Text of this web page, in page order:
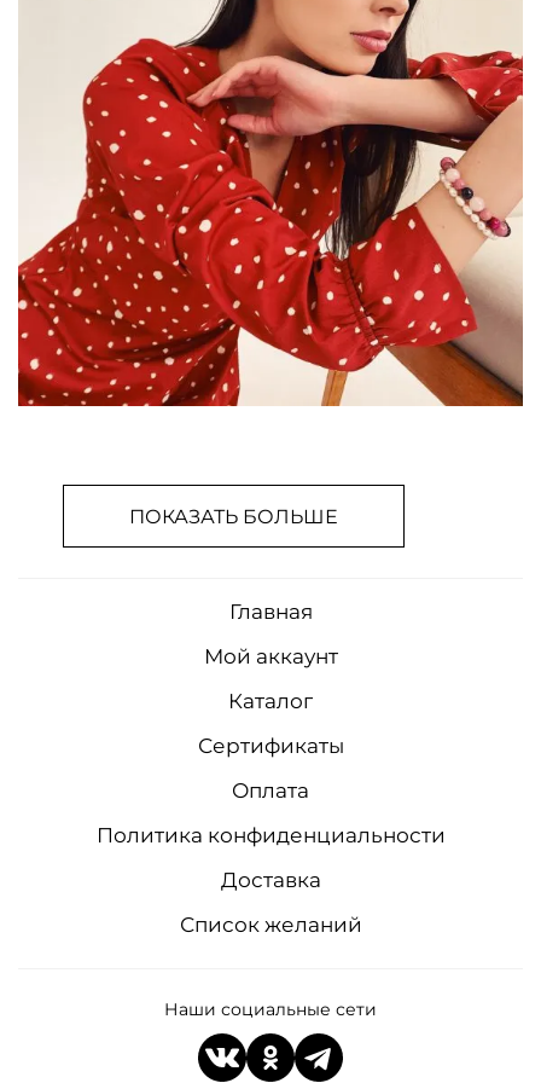
ПОКАЗАТЬ БОЛЬШЕ
Главная
Мой аккаунт
Каталог
Сертификаты
Оплата
Политика конфиденциальности
Доставка
Список желаний
Наши социальные сети